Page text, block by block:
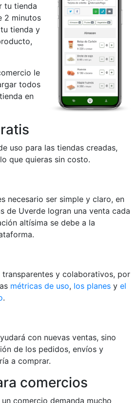
tu tienda
2 minutos
tienda y
le
todos
en
uso para las tiendas creadas,
que quieras sin costo.
necesario ser simple y claro, en
de Uverde logran una venta cada
altísima se debe a la
transparentes y colaborativos, por
métricas de uso, los planes y el
.
con nuevas ventas, sino
de los pedidos, envíos y
a comprar.
comercios
comercio demanda mucho